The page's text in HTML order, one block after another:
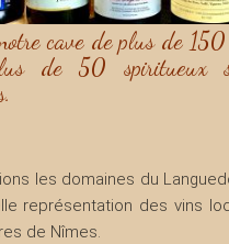
cave de plus de
de 50 spiritueux
les domaines du
représentation des vins
de Nîmes.